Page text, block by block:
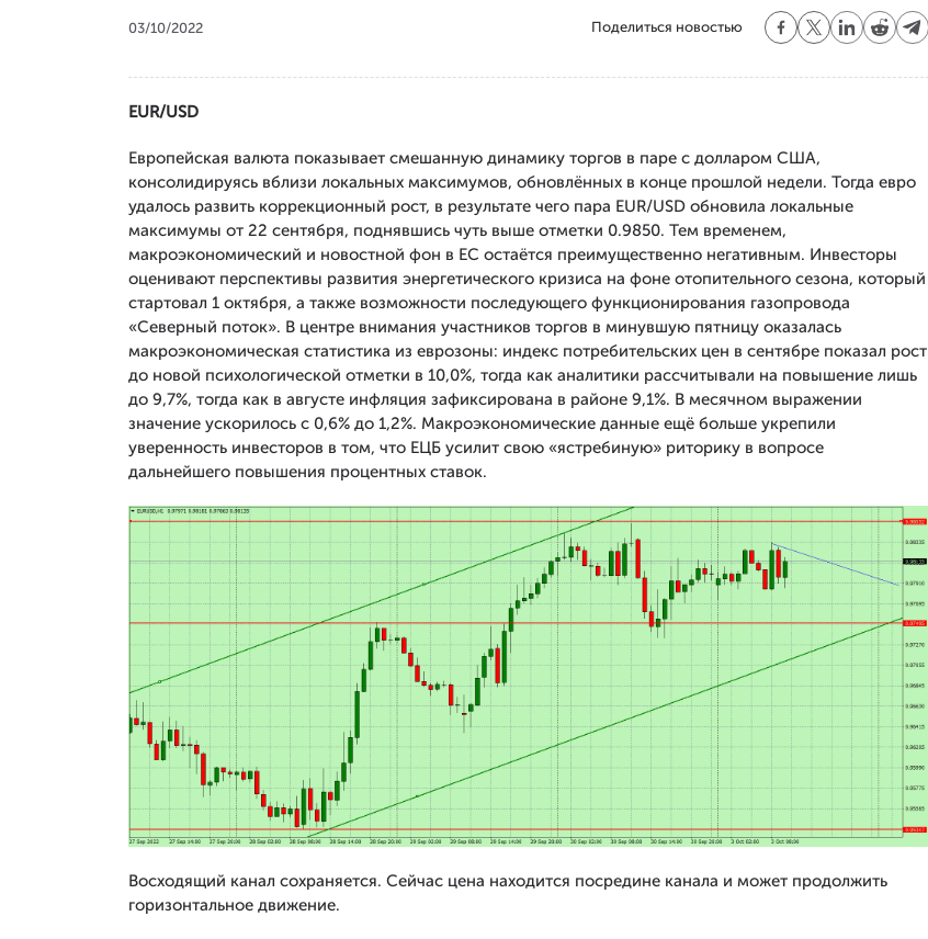
03/10/2022 Поделиться новостью
EUR/USD
Европейская валюта показывает смешанную динамику торгов в паре с долларом США,
консолидируясь вблизи локальных максимумов, обновлённых в конце прошлой недели. Тогда евро
удалось развить коррекционный рост, в результате чего пара EUR/USD обновила локальные
максимумы от 22 сентября, поднявшись чуть выше отметки 0.9850. Тем временем,
макроэкономический и новостной фон в ЕС остаётся преимущественно негативным. Инвесторы
оценивают перспективы развития энергетического кризиса на фоне отопительного сезона, который
стартовал 1 октября, а также возможности последующего функционирования газопровода
«Северный поток». В центре внимания участников торгов в минувшую пятницу оказалась
макроэкономическая статистика из еврозоны: индекс потребительских цен в сентябре показал рост
до новой психологической отметки в 10,0%, тогда как аналитики рассчитывали на повышение лишь
до 9,7%, тогда как в августе инфляция зафиксирована в районе 9,1%. В месячном выражении
значение ускорилось с 0,6% до 1,2%. Макроэкономические данные ещё больше укрепили
уверенность инвесторов в том, что ЕЦБ усилит свою «ястребиную» риторику в вопросе
дальнейшего повышения процентных ставок.
Восходящий канал сохраняется. Сейчас цена находится посредине канала и может продолжить
горизонтальное движение.